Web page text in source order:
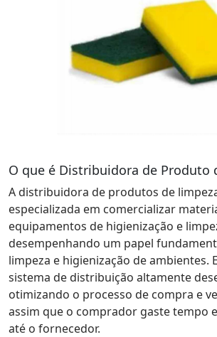
O que é Distribuidora de Produto
A distribuidora de produtos de
especializada em comercializar
equipamentos de higienização e
desempenhando um papel
limpeza e higienização de ambientes.
sistema de distribuição altamente
otimizando o processo de compra e
assim que o comprador gaste tempo
até o fornecedor.